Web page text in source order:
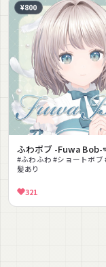
¥800
ふわボブ -Fuwa Bob-
#ふわふわ #ショートボブ
髪あり
321